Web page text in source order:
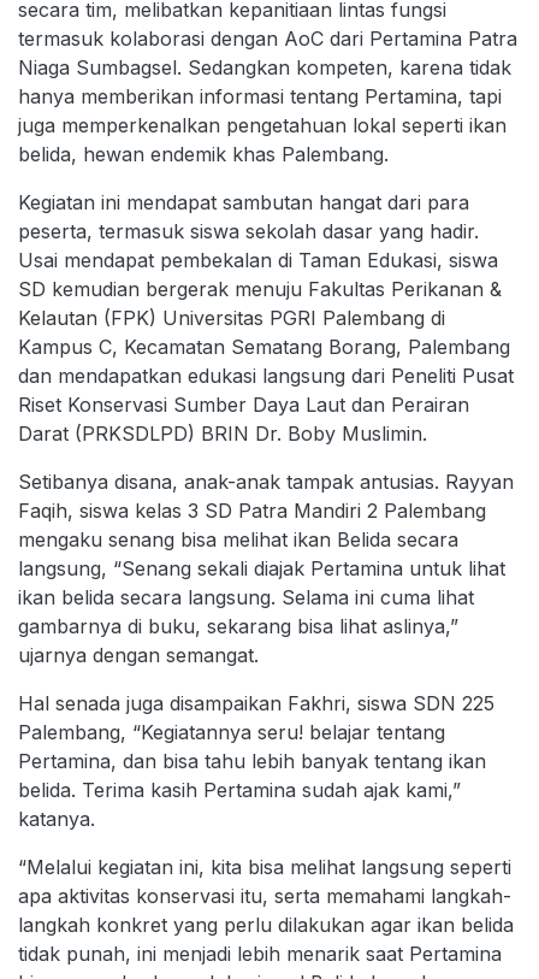
secara tim, melibatkan kepanitiaan lintas fungsi
termasuk kolaborasi dengan AoC dari Pertamina Patra
Niaga Sumbagsel. Sedangkan kompeten, karena tidak
hanya memberikan informasi tentang Pertamina, tapi
juga memperkenalkan pengetahuan lokal seperti ikan
belida, hewan endemik khas Palembang.
Kegiatan ini mendapat sambutan hangat dari para
peserta, termasuk siswa sekolah dasar yang hadir.
Usai mendapat pembekalan di Taman Edukasi, siswa
SD kemudian bergerak menuju Fakultas Perikanan &
Kelautan (FPK) Universitas PGRI Palembang di
Kampus C, Kecamatan Sematang Borang, Palembang
dan mendapatkan edukasi langsung dari Peneliti Pusat
Riset Konservasi Sumber Daya Laut dan Perairan
Darat (PRKSDLPD) BRIN Dr. Boby Muslimin.
Setibanya disana, anak-anak tampak antusias. Rayyan
Faqih, siswa kelas 3 SD Patra Mandiri 2 Palembang
mengaku senang bisa melihat ikan Belida secara
langsung, “Senang sekali diajak Pertamina untuk lihat
ikan belida secara langsung. Selama ini cuma lihat
gambarnya di buku, sekarang bisa lihat aslinya,”
ujarnya dengan semangat.
Hal senada juga disampaikan Fakhri, siswa SDN 225
Palembang, “Kegiatannya seru! belajar tentang
Pertamina, dan bisa tahu lebih banyak tentang ikan
belida. Terima kasih Pertamina sudah ajak kami,”
katanya.
“Melalui kegiatan ini, kita bisa melihat langsung seperti
apa aktivitas konservasi itu, serta memahami langkah-
langkah konkret yang perlu dilakukan agar ikan belida
tidak punah, ini menjadi lebih menarik saat Pertamina